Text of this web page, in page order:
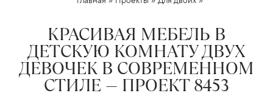
КРАСИВАЯ МЕБЕЛЬ В
ДЕТСКУЮ КОМНАТУ ДВУХ
ДЕВОЧЕК В СОВРЕМЕННОМ
СТИЛЕ — ПРОЕКТ 8453